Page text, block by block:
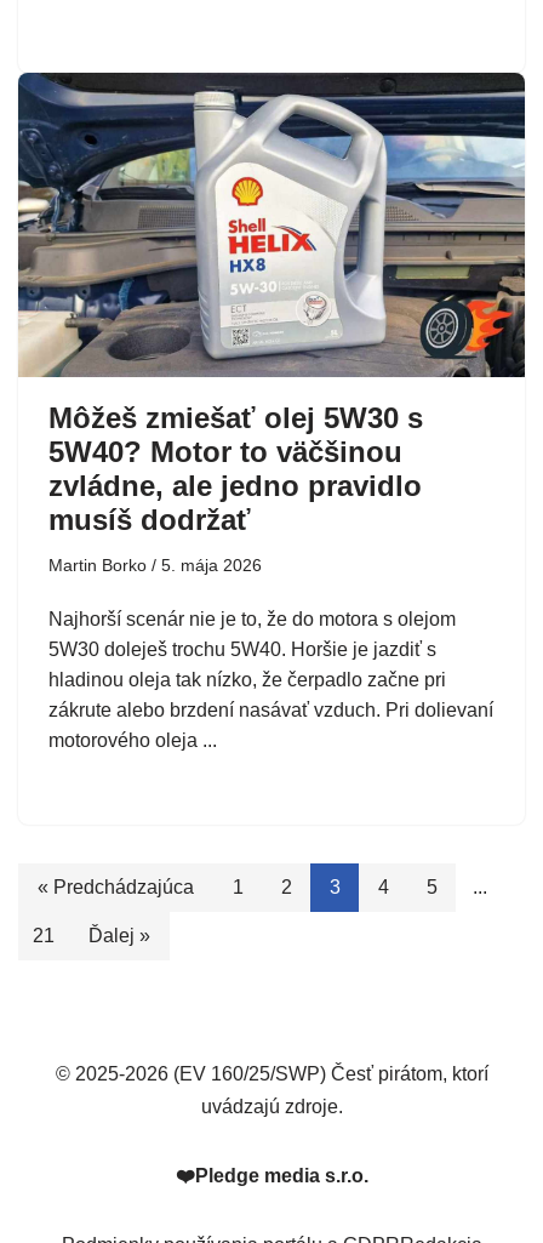
Môžeš zmiešať olej 5W30 s
5W40? Motor to väčšinou
zvládne, ale jedno pravidlo
musíš dodržať
Martin Borko 5. mája 2026
Najhorší scenár nie je to, že do motora s olejom
5W30 doleješ trochu 5W40. Horšie je jazdiť s
hladinou oleja tak nízko, že čerpadlo začne pri
zákrute alebo brzdení nasávať vzduch. Pri dolievaní
motorového oleja ...
« Predchádzajúca 1 2 3 4 5 ...
21 Ďalej »
© 2025-2026 (EV 160/25/SWP) Česť pirátom, ktorí
uvádzajú zdroje.
❤️Pledge media s.r.o.